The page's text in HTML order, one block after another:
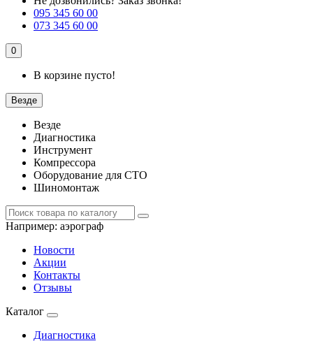
095 345 60 00
073 345 60 00
0
В корзине пусто!
Везде
Везде
Диагностика
Инструмент
Компрессора
Оборудование для СТО
Шиномонтаж
Например: аэрограф
Новости
Акции
Контакты
Отзывы
Каталог
Диагностика